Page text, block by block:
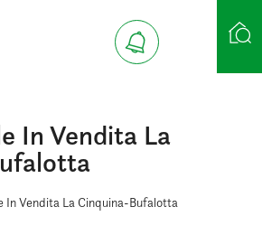
In Vendita La
In Vendita La Cinquina-Bufalotta